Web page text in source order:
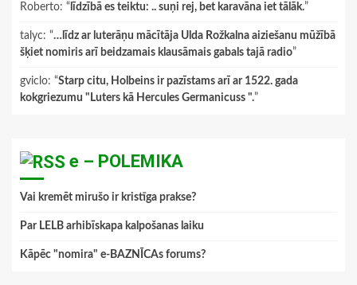
Roberto: “ līdzībā es teiktu: .. suņi rej, bet karavāna iet tālāk.”
talyc: “…līdz ar luterāņu mācītāja Ulda Rožkalna aiziešanu mūžībā
šķiet nomiris arī beidzamais klausāmais gabals tajā radio”
gviclo: “Starp citu, Holbeins ir pazīstams arī ar 1522. gada
kokgriezumu "Luters kā Hercules Germanicuss ".”
e – POLEMIKA
Vai kremēt mirušo ir kristīga prakse?
Par LELB arhibīskapa kalpošanas laiku
Kāpēc "nomira" e-BAZNĪCAs forums?